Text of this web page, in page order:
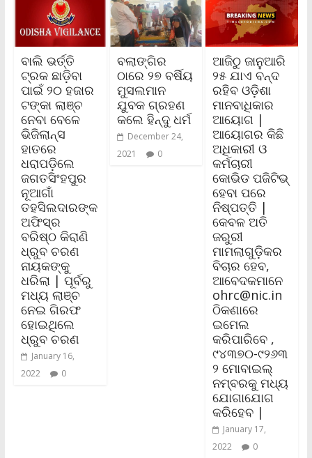
ବାଲି ଭର୍ତ୍ତି
ଟ୍ରକ ଛାଡ଼ିବା
ପାଇଁ ୨୦ ହଜାର
ଟଙ୍କା ଲାଞ୍ଚ
ନେବା ବେଳେ
ଭିଜିଲାନ୍ସ
ହାତରେ
ଧରାପଡ଼ିଲେ
ଜଗତସିଂହପୁର
ନୂଆଗାଁ
ତହସିଲଦାରଙ୍କ
ଅଫିସ୍‌ର
ବରିଷ୍ଠ କିରାଣି
ଧ୍ରୁବ ଚରଣ
ନାୟକଙ୍କୁ
ଧରିଲା | ପୂର୍ବରୁ
ମଧ୍ୟ ଲାଞ୍ଚ
ନେଇ ଗିରଫ
ହୋଇଥିଲେ
ଧ୍ରୁବ ଚରଣ
January 16,
2022
0
ବଲାଙ୍ଗିର
ଠାରେ ୨୭ ବର୍ଷିୟ
ମୁସଲମାନ
ଯୁବକ ଗ୍ରହଣ
କଲେ ହିନ୍ଦୁ ଧର୍ମ
December 24,
2021
0
ଆଜିଠୁ ଜାନୁଆରି
୨୫ ଯାଏ ବନ୍ଦ
ରହିବ ଓଡ଼ିଶା
ମାନବାଧିକାର
ଆୟୋଗ |
ଆୟୋଗର କିଛି
ଅଧିକାରୀ ଓ
କର୍ମଚାରୀ
କୋଭିଡ ପଜିଟିଭ୍‌
ହେବା ପରେ
ନିଷ୍ପତ୍ତି |
କେବଳ ଅତି
ଜରୁରୀ
ମାମଲାଗୁଡ଼ିକର
ବିଚାର ହେବ,
ଆବେଦକମାନେ
ohrc@nic.in
ଠିକଣାରେ
ଇମେଲ
କରିପାରିବେ ,
୯୪୩୭୦-୯୨୬୩
୨ ମୋବାଇଲ୍‌
ନମ୍ବରକୁ ମଧ୍ୟ
ଯୋଗାଯୋଗ
କରିହେବ |
January 17,
2022
0